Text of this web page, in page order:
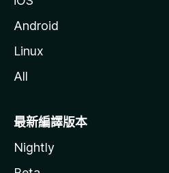
Android
Linux
All
最新編譯版本
Nightly